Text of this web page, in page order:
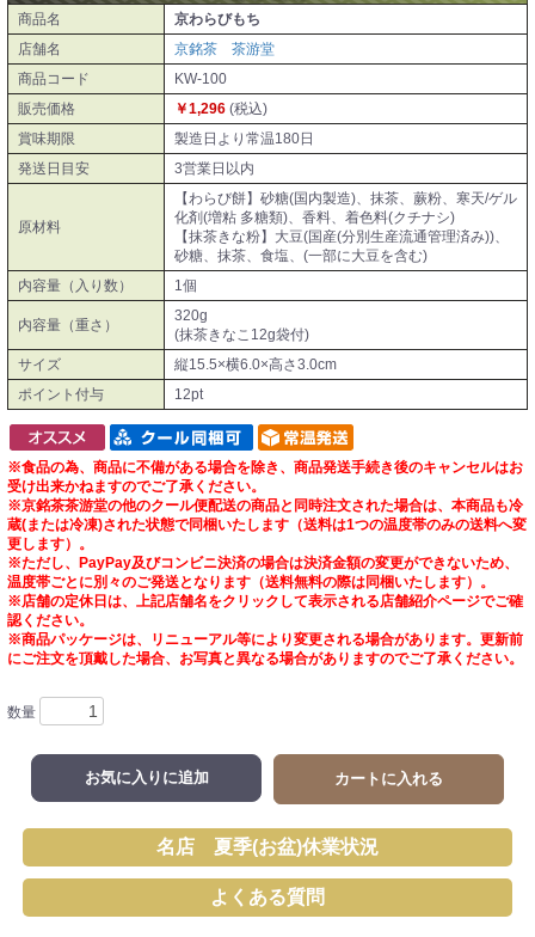
商品名
京わらびもち
店舗名
京銘茶 茶游堂
商品コード
KW-100
販売価格
￥1,296 (税込)
賞味期限
製造日より常温180日
発送日目安
3営業日以内
原材料
【わらび餅】砂糖(国内製造)、抹茶、蕨粉、寒天/ゲル
化剤(増粘 多糖類)、香料、着色料(クチナシ)
【抹茶きな粉】大豆(国産(分別生産流通管理済み))、
砂糖、抹茶、食塩、(一部に大豆を含む)
内容量（入り数）
1個
内容量（重さ）
320g
(抹茶きなこ12g袋付)
サイズ
縦15.5×横6.0×高さ3.0cm
ポイント付与
12pt
※食品の為、商品に不備がある場合を除き、商品発送手続き後のキャンセルはお
受け出来かねますのでご了承ください。
※京銘茶茶游堂の他のクール便配送の商品と同時注文された場合は、本商品も冷
蔵(または冷凍)された状態で同梱いたします（送料は1つの温度帯のみの送料へ変
更します）。
※ただし、PayPay及びコンビニ決済の場合は決済金額の変更ができないため、
温度帯ごとに別々のご発送となります（送料無料の際は同梱いたします）。
※店舗の定休日は、上記店舗名をクリックして表示される店舗紹介ページでご確
認ください。
※商品パッケージは、リニューアル等により変更される場合があります。更新前
にご注文を頂戴した場合、お写真と異なる場合がありますのでご了承ください。
数量
お気に入りに追加 カートに入れる
名店 夏季(お盆)休業状況
よくある質問